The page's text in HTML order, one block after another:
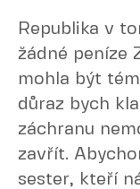
Republika v
žádné peníze
mohla být
důraz bych
záchranu
zavřít.
sester, kteří